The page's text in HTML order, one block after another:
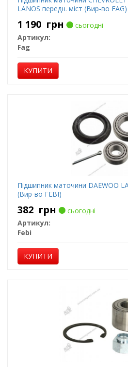
LANOS передн. міст (Вир-во FAG)
1 190 грн
сьогодні
Артикул:
Fag
КУПИТИ
Підшипник маточини DAEWOO
(Вир-во FEBI)
382 грн
сьогодні
Артикул:
Febi
КУПИТИ